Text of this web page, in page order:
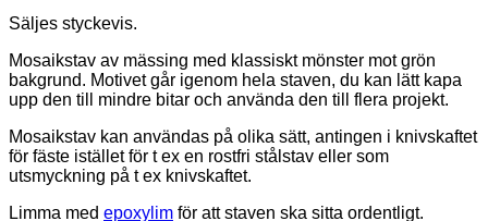
Säljes styckevis.
Mosaikstav av mässing med klassiskt mönster mot grön
bakgrund. Motivet går igenom hela staven, du kan lätt kapa
upp den till mindre bitar och använda den till flera projekt.
Mosaikstav kan användas på olika sätt, antingen i knivskaftet
för fäste istället för t ex en rostfri stålstav eller som
utsmyckning på t ex knivskaftet.
Limma med epoxylim för att staven ska sitta ordentligt.